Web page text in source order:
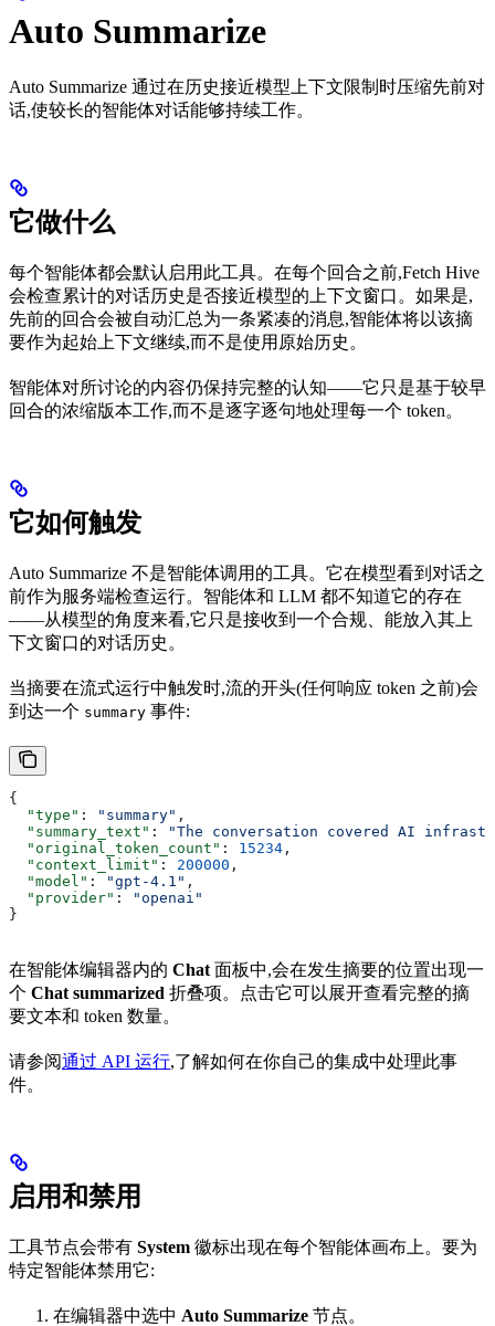
Auto Summarize
Auto Summarize 通过在历史接近模型上下文限制时压缩先前对
话,使较长的智能体对话能够持续工作。
它做什么
每个智能体都会默认启用此工具。在每个回合之前,Fetch Hive
会检查累计的对话历史是否接近模型的上下文窗口。如果是,
先前的回合会被自动汇总为一条紧凑的消息,智能体将以该摘
要作为起始上下文继续,而不是使用原始历史。
智能体对所讨论的内容仍保持完整的认知——它只是基于较早
回合的浓缩版本工作,而不是逐字逐句地处理每一个 token。
它如何触发
Auto Summarize 不是智能体调用的工具。它在模型看到对话之
前作为服务端检查运行。智能体和 LLM 都不知道它的存在
——从模型的角度来看,它只是接收到一个合规、能放入其上
下文窗口的对话历史。
当摘要在流式运行中触发时,流的开头(任何响应 token 之前)会
到达一个 summary 事件:
{
  "type"
: "summary" ,
  "summary_text"
:
"The conversation covered AI
  "original_token_count"
: 15234 ,
  "context_limit"
: 200000 ,
  "model"
: "gpt-4.1" ,
  "provider"
:
"openai"
}
在智能体编辑器内的 Chat 面板中,会在发生摘要的位置出现一
个 Chat summarized 折叠项。点击它可以展开查看完整的摘
要文本和 token 数量。
请参阅通过 API 运行,了解如何在你自己的集成中处理此事
件。
启用和禁用
工具节点会带有 System 徽标出现在每个智能体画布上。要为
特定智能体禁用它:
在编辑器中选中 Auto Summarize 节点。